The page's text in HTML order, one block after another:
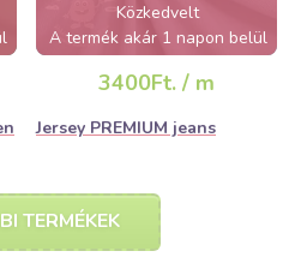
Közkedvelt
A termék akár 1 napon belül
elfogyhat!
3400Ft. / m
Jersey PREMIUM jeans
TERMÉKEK